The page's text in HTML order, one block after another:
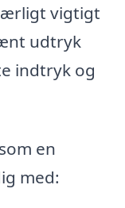
vigtigt
udtryk
indtryk og
en
med: